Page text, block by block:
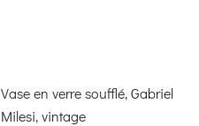
Vase en verre soufflé, Gabriel
Milesi, vintage